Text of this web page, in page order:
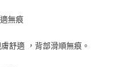
無痕
舒適 ，背部滑順無痕。